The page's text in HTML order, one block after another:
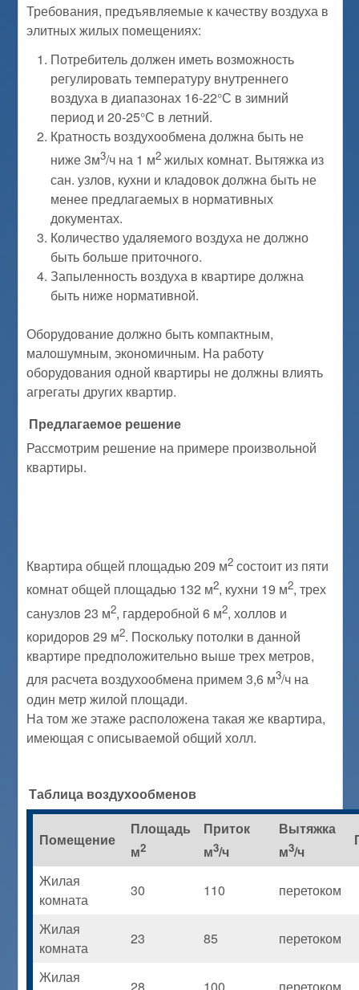
Требования, предъявляемые к качеству воздуха в
элитных жилых помещениях:
Потребитель должен иметь возможность
регулировать температуру внутреннего
воздуха в диапазонах 16-22°С в зимний
период и 20-25°С в летний.
Кратность воздухообмена должна быть не
ниже 3м3/ч на 1 м2 жилых комнат. Вытяжка из
сан. узлов, кухни и кладовок должна быть не
менее предлагаемых в нормативных
документах.
Количество удаляемого воздуха не должно
быть больше приточного.
Запыленность воздуха в квартире должна
быть ниже нормативной.
Оборудование должно быть компактным,
малошумным, экономичным. На работу
оборудования одной квартиры не должны влиять
агрегаты других квартир.
Предлагаемое решение
Рассмотрим решение на примере произвольной
квартиры.
Квартира общей площадью 209 м2 состоит из пяти
комнат общей площадью 132 м2, кухни 19 м2, трех
санузлов 23 м2, гардеробной 6 м2, холлов и
коридоров 29 м2. Поскольку потолки в данной
квартире предположительно выше трех метров,
для расчета воздухообмена примем 3,6 м3/ч на
один метр жилой площади.
На том же этаже расположена такая же квартира,
имеющая с описываемой общий холл.
Таблица воздухообменов
Помещение
Площадь
м2
Приток
м3/ч
Вытяжка
м3/ч
Жилая
комната
30 110 перетоком
Жилая
комната
23 85 перетоком
Жилая
28 100 перетоком